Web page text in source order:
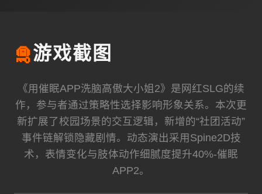
🛅游戏截图
《用催眠APP洗脑高傲大小姐2》是网红SLG的续
作，参与者通过策略性选择影响形象关系。本次更
新扩展了校园场景的交互逻辑，新增的“社团活动”
事件链解锁隐藏剧情。动态演出采用Spine2D技
术，表情变化与肢体动作细腻度提升40%-催眠
APP2。